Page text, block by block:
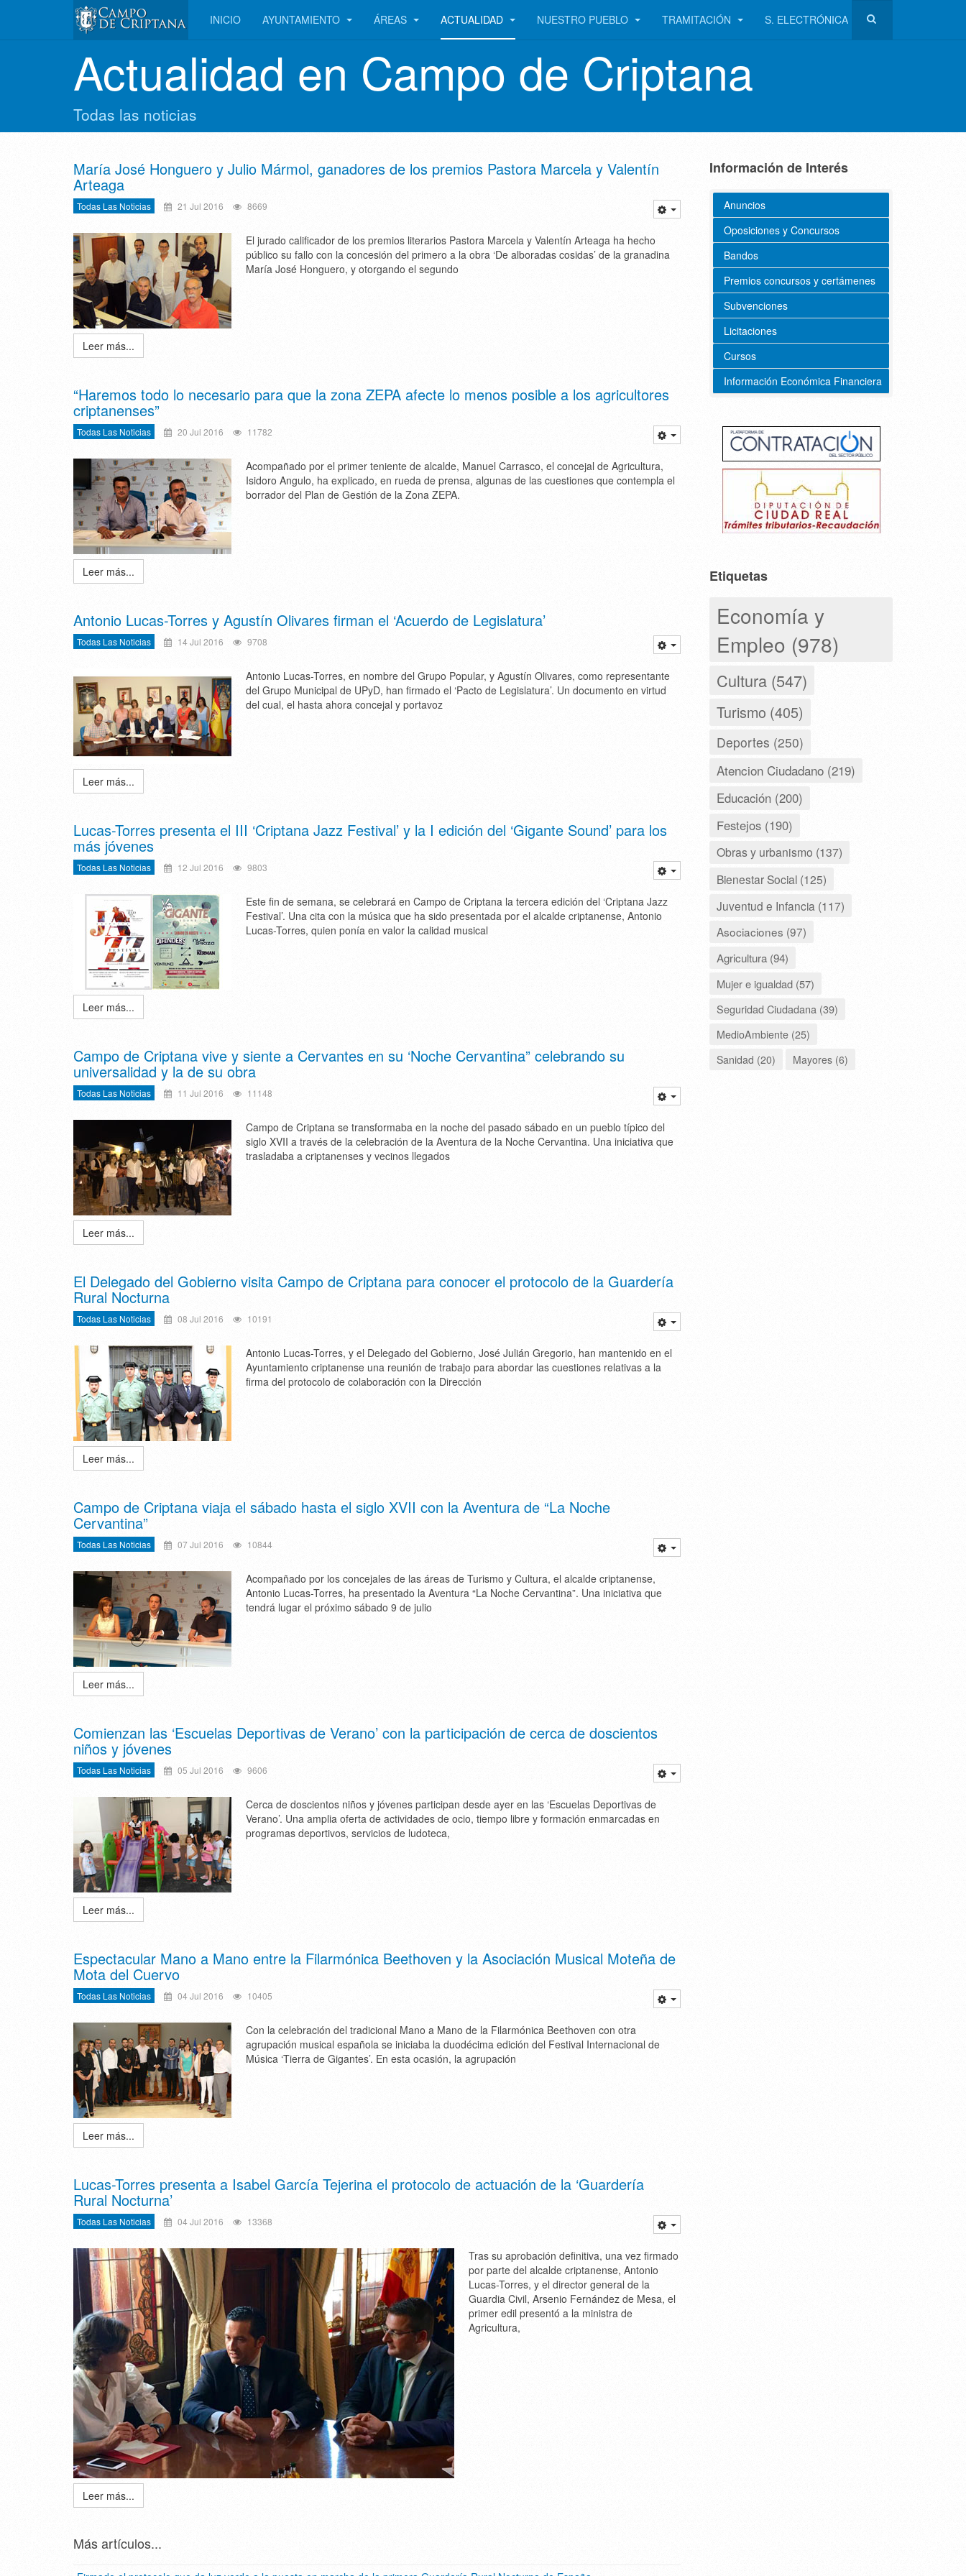
INICIO AYUNTAMIENTO ÁREAS ACTUALIDAD NUESTRO PUEBLO TRAMITACIÓN S. ELECTRÓNICA
Actualidad en Campo de Criptana
Todas las noticias
María José Honguero y Julio Mármol, ganadores de los premios Pastora Marcela y Valentín
Arteaga
Todas Las Noticias 21 Jul 2016 8669
El jurado calificador de los premios literarios Pastora Marcela y Valentín Arteaga ha hecho
público su fallo con la concesión del primero a la obra ‘De alboradas cosidas’ de la granadina
María José Honguero, y otorgando el segundo
Leer más...
“Haremos todo lo necesario para que la zona ZEPA afecte lo menos posible a los agricultores
criptanenses”
Todas Las Noticias 20 Jul 2016 11782
Acompañado por el primer teniente de alcalde, Manuel Carrasco, el concejal de Agricultura,
Isidoro Angulo, ha explicado, en rueda de prensa, algunas de las cuestiones que contempla el
borrador del Plan de Gestión de la Zona ZEPA.
Leer más...
Antonio Lucas-Torres y Agustín Olivares firman el ‘Acuerdo de Legislatura’
Todas Las Noticias 14 Jul 2016 9708
Antonio Lucas-Torres, en nombre del Grupo Popular, y Agustín Olivares, como representante
del Grupo Municipal de UPyD, han firmado el ‘Pacto de Legislatura’. Un documento en virtud
del cual, el hasta ahora concejal y portavoz
Leer más...
Lucas-Torres presenta el III ‘Criptana Jazz Festival’ y la I edición del ‘Gigante Sound’ para los
más jóvenes
Todas Las Noticias 12 Jul 2016 9803
Este fin de semana, se celebrará en Campo de Criptana la tercera edición del ‘Criptana Jazz
Festival’. Una cita con la música que ha sido presentada por el alcalde criptanense, Antonio
Lucas-Torres, quien ponía en valor la calidad musical
Leer más...
Campo de Criptana vive y siente a Cervantes en su ‘Noche Cervantina” celebrando su
universalidad y la de su obra
Todas Las Noticias 11 Jul 2016 11148
Campo de Criptana se transformaba en la noche del pasado sábado en un pueblo típico del
siglo XVII a través de la celebración de la Aventura de la Noche Cervantina. Una iniciativa que
trasladaba a criptanenses y vecinos llegados
Leer más...
El Delegado del Gobierno visita Campo de Criptana para conocer el protocolo de la Guardería
Rural Nocturna
Todas Las Noticias 08 Jul 2016 10191
Antonio Lucas-Torres, y el Delegado del Gobierno, José Julián Gregorio, han mantenido en el
Ayuntamiento criptanense una reunión de trabajo para abordar las cuestiones relativas a la
firma del protocolo de colaboración con la Dirección
Leer más...
Campo de Criptana viaja el sábado hasta el siglo XVII con la Aventura de “La Noche
Cervantina”
Todas Las Noticias 07 Jul 2016 10844
Acompañado por los concejales de las áreas de Turismo y Cultura, el alcalde criptanense,
Antonio Lucas-Torres, ha presentado la Aventura “La Noche Cervantina”. Una iniciativa que
tendrá lugar el próximo sábado 9 de julio
Leer más...
Comienzan las ‘Escuelas Deportivas de Verano’ con la participación de cerca de doscientos
niños y jóvenes
Todas Las Noticias 05 Jul 2016 9606
Cerca de doscientos niños y jóvenes participan desde ayer en las ‘Escuelas Deportivas de
Verano’. Una amplia oferta de actividades de ocio, tiempo libre y formación enmarcadas en
programas deportivos, servicios de ludoteca,
Leer más...
Espectacular Mano a Mano entre la Filarmónica Beethoven y la Asociación Musical Moteña de
Mota del Cuervo
Todas Las Noticias 04 Jul 2016 10405
Con la celebración del tradicional Mano a Mano de la Filarmónica Beethoven con otra
agrupación musical española se iniciaba la duodécima edición del Festival Internacional de
Música ‘Tierra de Gigantes’. En esta ocasión, la agrupación
Leer más...
Lucas-Torres presenta a Isabel García Tejerina el protocolo de actuación de la ‘Guardería
Rural Nocturna’
Todas Las Noticias 04 Jul 2016 13368
Tras su aprobación definitiva, una vez firmado
por parte del alcalde criptanense, Antonio
Lucas-Torres, y el director general de la
Guardia Civil, Arsenio Fernández de Mesa, el
primer edil presentó a la ministra de
Agricultura,
Leer más...
Más artículos...
Información de Interés
Anuncios
Oposiciones y Concursos
Bandos
Premios concursos y certámenes
Subvenciones
Licitaciones
Cursos
Información Económica Financiera
Etiquetas
Economía y
Empleo (978)
Cultura (547)
Turismo (405)
Deportes (250)
Atencion Ciudadano (219)
Educación (200)
Festejos (190)
Obras y urbanismo (137)
Bienestar Social (125)
Juventud e Infancia (117)
Asociaciones (97)
Agricultura (94)
Mujer e igualdad (57)
Seguridad Ciudadana (39)
MedioAmbiente (25)
Sanidad (20)
Mayores (6)